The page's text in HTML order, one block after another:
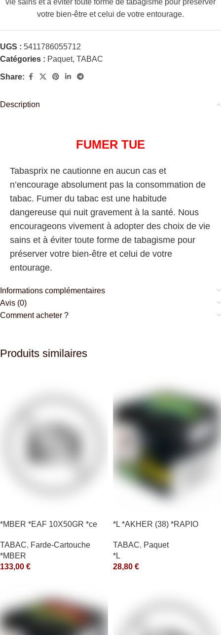
vie sains et à éviter toute forme de tabagisme pour préserver
votre bien-être et celui de votre entourage.
UGS : 5411786055712
Catégories : Paquet, TABAC
Share:
Description
FUMER TUE
Tabasprix ne cautionne en aucun cas et
n’encourage absolument pas la consommation de
tabac. Fumer du tabac est une habitude
dangereuse qui nuit gravement à la santé. Nous
encourageons vivement à adopter des choix de vie
sains et à éviter toute forme de tabagisme pour
préserver votre bien-être et celui de votre
entourage.
Informations complémentaires
Avis (0)
Comment acheter ?
Produits similaires
*MBER *EAF 10X50GR *ce
TABAC, Farde-Cartouche
*MBER
133,00 €
*L *AKHER (38) *RAPIO
TABAC, Paquet
*L
28,80 €